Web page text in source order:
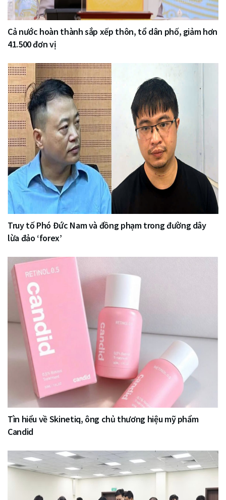
Cả nước hoàn thành sắp xếp thôn, tổ dân phố, giảm hơn
41.500 đơn vị
Truy tố Phó Đức Nam và đồng phạm trong đường dây
lừa đảo ‘forex’
Tìn hiểu về Skinetiq, ông chủ thương hiệu mỹ phẩm
Candid